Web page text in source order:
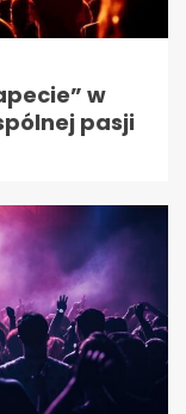
w
pasji